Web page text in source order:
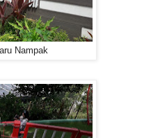
Nampak